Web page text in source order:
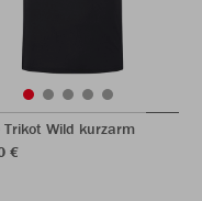
Trikot Wild kurzarm
€